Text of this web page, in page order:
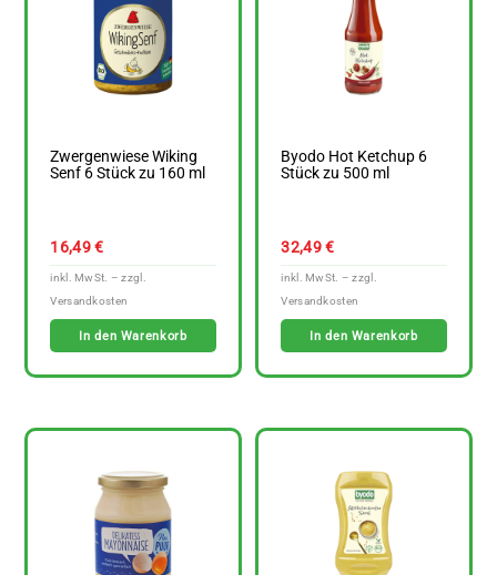
Zwergenwiese Wiking
Senf 6 Stück zu 160 ml
16,49€
In den Warenkorb
Byodo Hot Ketchup 6
Stück zu 500 ml
32,49€
In den Warenkorb